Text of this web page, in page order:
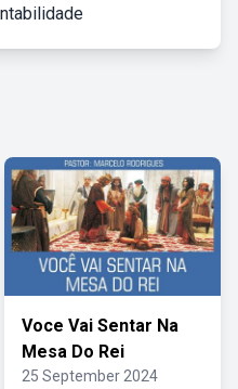
Voce Vai Sentar Na
Mesa Do Rei
25 September 2024